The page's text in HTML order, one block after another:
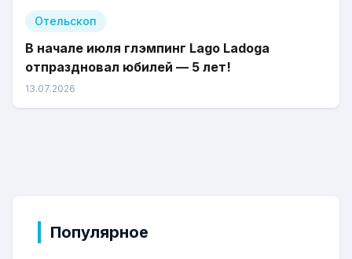
Отельскоп
В начале июля глэмпинг Lago Ladoga
отпраздновал юбилей — 5 лет!
13.07.2026
Популярное